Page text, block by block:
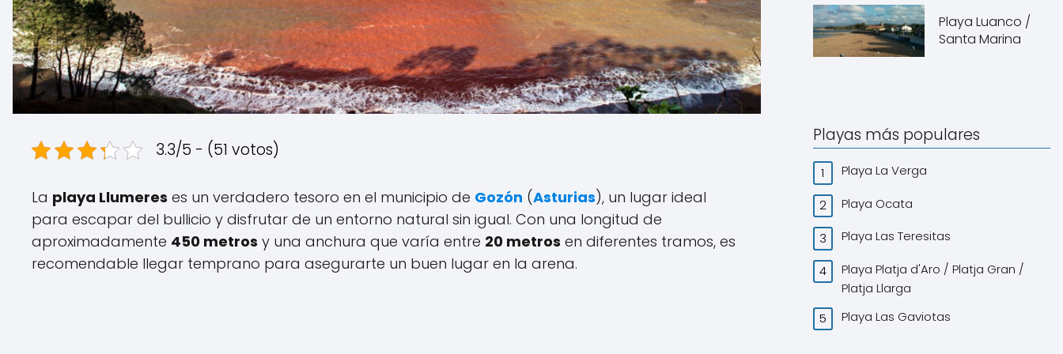
3.3/5 - (51 votos)
La playa Llumeres es un verdadero tesoro en el municipio de Gozón (Asturias), un lugar ideal
para escapar del bullicio y disfrutar de un entorno natural sin igual. Con una longitud de
aproximadamente 450 metros y una anchura que varía entre 20 metros en diferentes tramos, es
recomendable llegar temprano para asegurarte un buen lugar en la arena.
Playa Luanco /
Santa Marina
Playas más populares
Playa La Verga
Playa Ocata
Playa Las Teresitas
Playa Platja d'Aro / Platja Gran /
Platja Llarga
Playa Las Gaviotas